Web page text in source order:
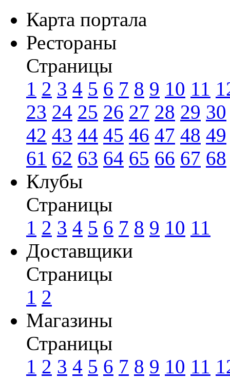
Карта портала
Рестораны
Страницы
1 2 3 4 5 6 7 8 9 10 11
23 24 25 26 27 28 29 30
42 43 44 45 46 47 48 49
61 62 63 64 65 66 67 68
Клубы
Страницы
1 2 3 4 5 6 7 8 9 10 11
Доставщики
Страницы
1 2
Магазины
Страницы
1 2 3 4 5 6 7 8 9 10 11